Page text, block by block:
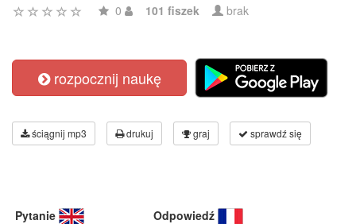
0 101 fiszek brak
rozpocznij naukę
ściągnij mp3 drukuj graj sprawdź się
Pytanie Odpowiedź